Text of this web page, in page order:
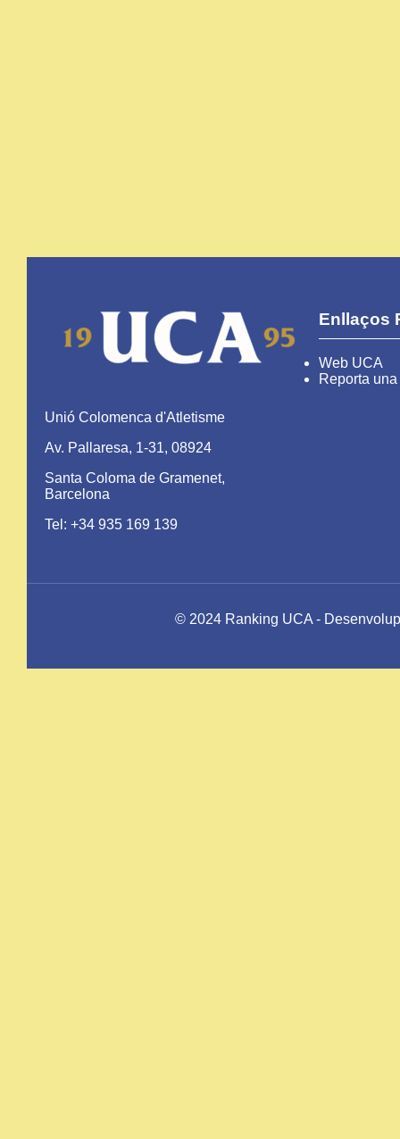
Unió Colomenca d'Atletisme
Av. Pallaresa, 1-31, 08924
Santa Coloma de Gramenet,
Barcelona
Tel: +34 935 169 139
Enllaços
Web UCA
Reporta
© 2024 Ranking UCA -